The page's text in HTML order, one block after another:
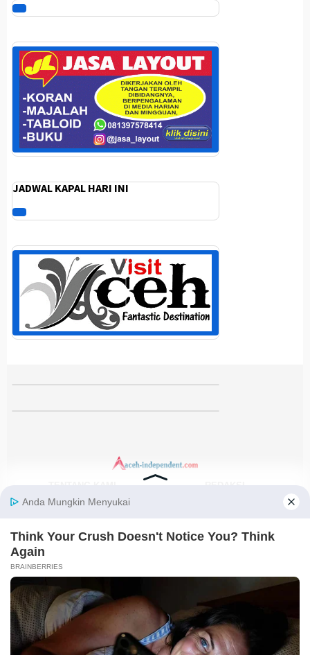
JADWAL KAPAL HARI INI
KODE ETIK
Facebook
Instagram
Youtube
RSS
@2021-2026 PT. GLOBAL BERKAH MULTIMEDIA